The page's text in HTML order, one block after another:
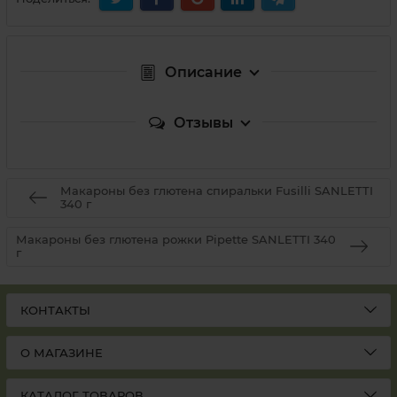
Описание
Отзывы
Макароны без глютена спиральки Fusilli SANLETTI
340 г
Макароны без глютена рожки Pipette SANLETTI 340
г
КОНТАКТЫ
О МАГАЗИНЕ